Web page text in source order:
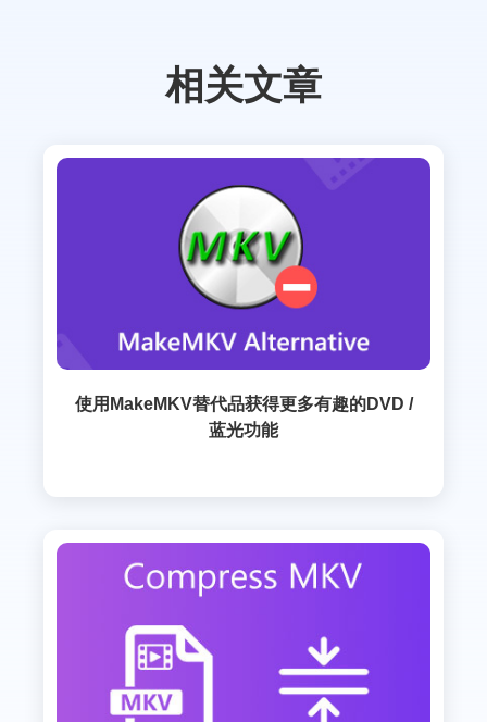
相关文章
使用MakeMKV替代品获得更多有趣的DVD /
蓝光功能